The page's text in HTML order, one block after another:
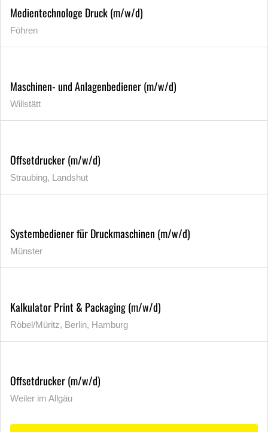
Medientechnologe Druck (m/w/d)
Föhren
Maschinen- und Anlagenbediener (m/w/d)
Willstätt
Offsetdrucker (m/w/d)
Straubing, Landshut
Systembediener für Druckmaschinen (m/w/d)
Münster
Kalkulator Print & Packaging (m/w/d)
Röbel/Müritz, Berlin, Hamburg
Offsetdrucker (m/w/d)
Weiler im Allgäu